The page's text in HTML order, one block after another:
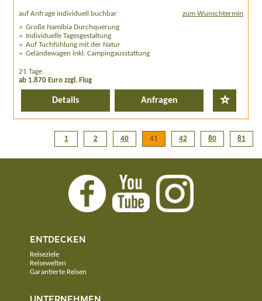
auf Anfrage individuell buchbar
zum Wunschtermin
Große Namibia Durchquerung
Individuelle Tagesgestaltung
Auf Tuchfühlung mit der Natur
Geländewagen inkl. Campingausstattung
21 Tage
ab 1.870 Euro zzgl. Flug
Details Anfragen
1 2 40 41 42 80 81
ENTDECKEN
Reiseziele
Reisewelten
Garantierte Reisen
UNTERNEHMEN